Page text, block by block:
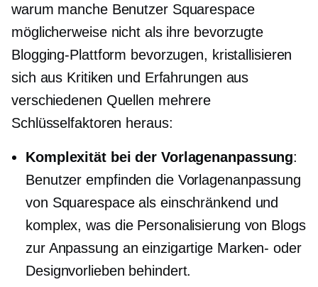
warum manche Benutzer Squarespace
möglicherweise nicht als ihre bevorzugte
Blogging-Plattform bevorzugen, kristallisieren
sich aus Kritiken und Erfahrungen aus
verschiedenen Quellen mehrere
Schlüsselfaktoren heraus:
Komplexität bei der Vorlagenanpassung:
Benutzer empfinden die Vorlagenanpassung
von Squarespace als einschränkend und
komplex, was die Personalisierung von Blogs
zur Anpassung an einzigartige Marken- oder
Designvorlieben behindert.